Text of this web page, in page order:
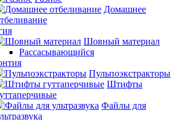
Домашнее
Шовный материал
Рассасывающийся
Пульпоэкстракторы
Штифты
Файлы для